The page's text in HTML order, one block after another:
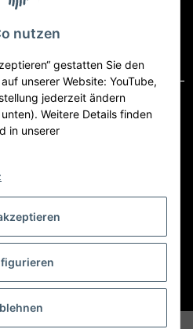
nutzen
gestatten Sie den
unserer Website: YouTube,
jederzeit ändern
Weitere Details finden
in unserer